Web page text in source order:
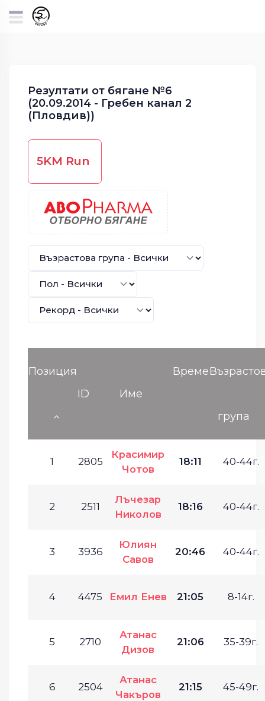
Резултати от бягане №6
(20.09.2014 - Гребен канал 2
(Пловдив))
5KM Run
Позиция
ID
Име
Време
група
1 2805
Красимир
Чотов
18:11 40-44г.
2 2511
Лъчезар
Николов
18:16 40-44г.
3 3936
Юлиян
Савов
20:46 40-44г.
4 4475 Емил Енев 21:05 8-14г.
5 2710
Атанас
Дизов
21:06 35-39г.
6 2504
Атанас
Чакъров
21:15 45-49г.